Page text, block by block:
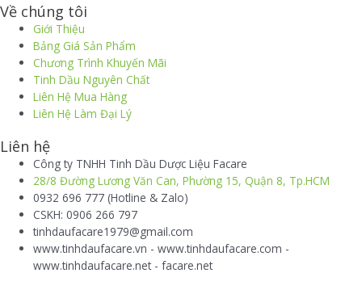
Về chúng tôi
Giới Thiệu
Bảng Giá Sản Phẩm
Chương Trình Khuyến Mãi
Tinh Dầu Nguyên Chất
Liên Hệ Mua Hàng
Liên Hệ Làm Đại Lý
Liên hệ
Công ty TNHH Tinh Dầu Dược Liệu Facare
28/8 Đường Lương Văn Can, Phường 15, Quận 8, Tp.HCM
0932 696 777 (Hotline & Zalo)
CSKH: 0906 266 797
tinhdaufacare1979@gmail.com
www.tinhdaufacare.vn - www.tinhdaufacare.com -
www.tinhdaufacare.net - facare.net